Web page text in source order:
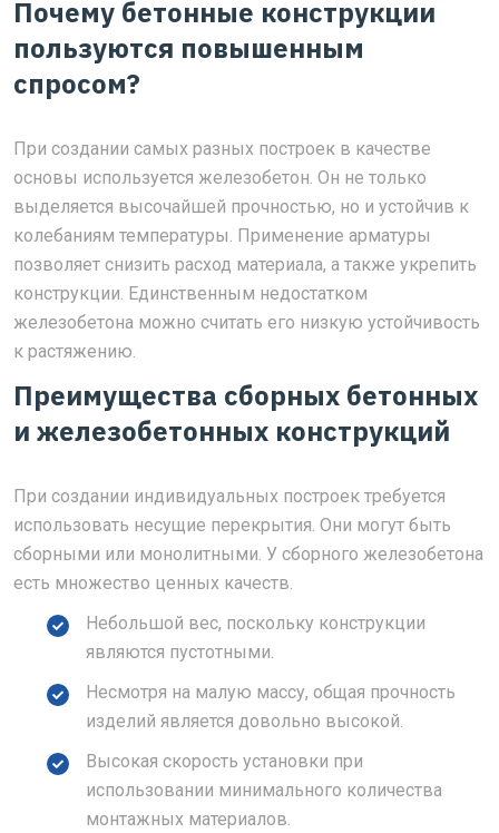
Почему бетонные конструкции
пользуются повышенным
спросом?
При создании самых разных построек в качестве
основы используется железобетон. Он не только
выделяется высочайшей прочностью, но и устойчив к
колебаниям температуры. Применение арматуры
позволяет снизить расход материала, а также укрепить
конструкции. Единственным недостатком
железобетона можно считать его низкую устойчивость
к растяжению.
Преимущества сборных бетонных
и железобетонных конструкций
При создании индивидуальных построек требуется
использовать несущие перекрытия. Они могут быть
сборными или монолитными. У сборного железобетона
есть множество ценных качеств.
Небольшой вес, поскольку конструкции
являются пустотными.
Несмотря на малую массу, общая прочность
изделий является довольно высокой.
Высокая скорость установки при
использовании минимального количества
монтажных материалов.